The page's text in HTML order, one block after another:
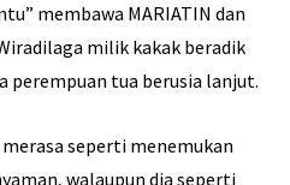
membawa MARIATIN dan
milik kakak beradik
perempuan tua berusia lanjut.
seperti menemukan
walaupun dia seperti